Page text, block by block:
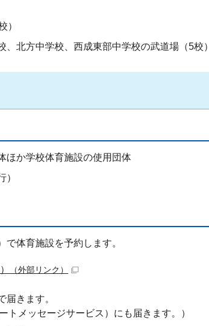
）
北方中学校、西成東部中学校の武道場（5校）
ほか学校体育施設の使用団体
）
体育施設を予約します。
（外部リンク）
届きます。
トメッセージサービス）にも届きます。）